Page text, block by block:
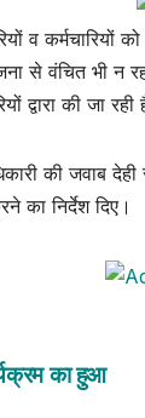
कर्मचारियों को
से वंचित भी न
द्वारा की जा
की जवाब
का निर्देश दिए।
का हुआ